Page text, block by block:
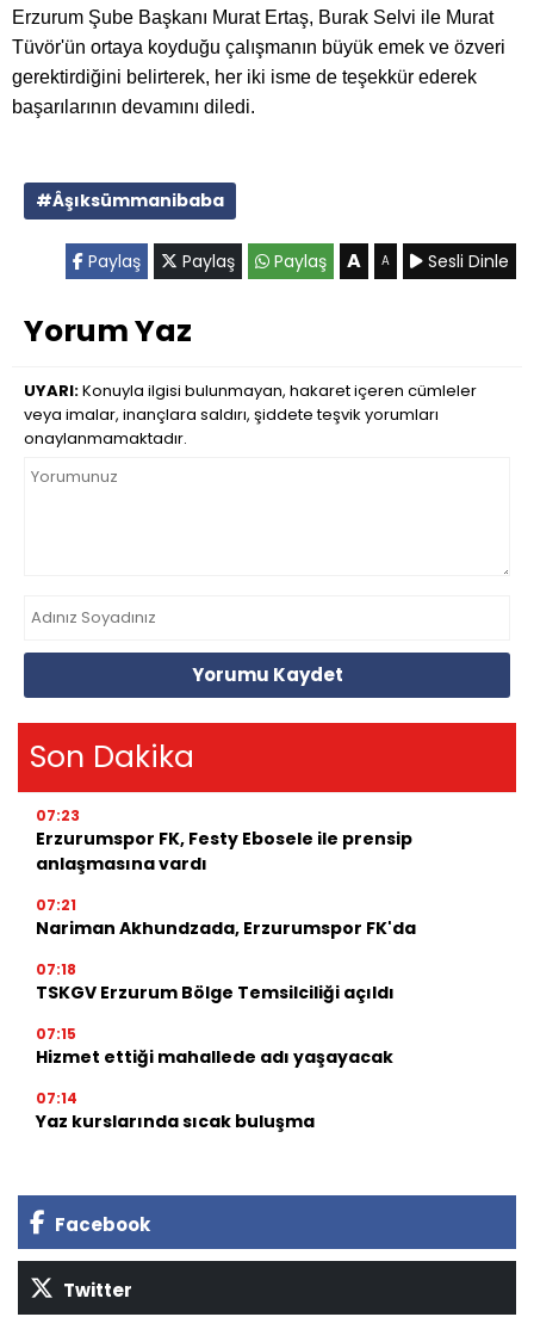
Erzurum Şube Başkanı Murat Ertaş, Burak Selvi ile Murat
Tüvör'ün ortaya koyduğu çalışmanın büyük emek ve özveri
gerektirdiğini belirterek, her iki isme de teşekkür ederek
başarılarının devamını diledi.
#Âşıksümmanibaba
Paylaş Paylaş Paylaş A A Sesli Dinle
Yorum Yaz
UYARI:Konuyla ilgisi bulunmayan, hakaret içeren cümleler
veya imalar, inançlara saldırı, şiddete teşvik yorumları
onaylanmamaktadır.
Yorumu Kaydet
Son Dakika
07:23
Erzurumspor FK, Festy Ebosele ile prensip
anlaşmasına vardı
07:21
Nariman Akhundzada, Erzurumspor FK'da
07:18
TSKGV Erzurum Bölge Temsilciliği açıldı
07:15
Hizmet ettiği mahallede adı yaşayacak
07:14
Yaz kurslarında sıcak buluşma
Facebook
Twitter